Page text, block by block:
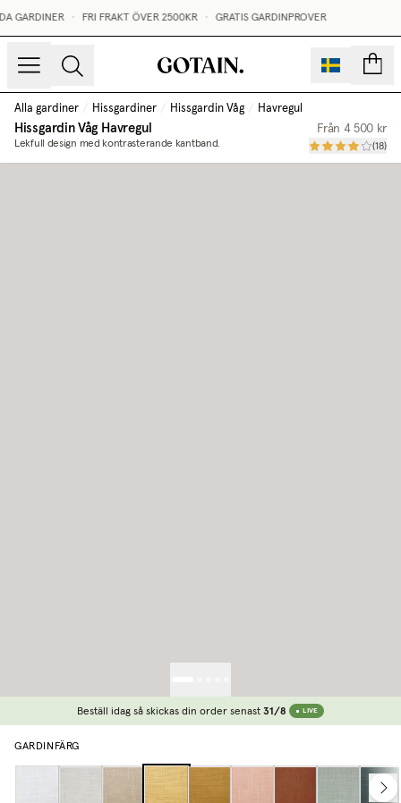
GARDINER FRI FRAKT ÖVER 2500KR GRATIS GARDINPROVER
Alla gardiner / Hissgardiner / Hissgardin Våg / Havregul
Hissgardin Våg Havregul
Lekfull design med kontrasterande kantband.
Från 4 500 kr
(18)
Beställ idag så skickas din order senast 31/8 LIVE
GARDINFÄRG